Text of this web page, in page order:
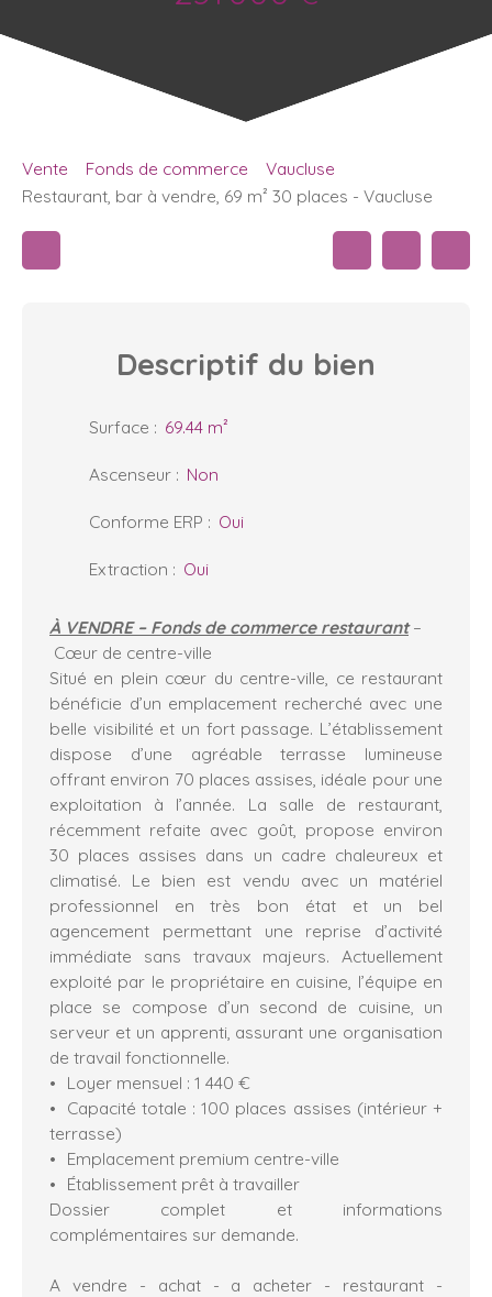
Vente Fonds de commerce
Vaucluse
Restaurant, bar à vendre, 69 m² 30 places - Vaucluse
Descriptif du bien
Surface : 69.44 m²
Ascenseur : Non
Conforme ERP : Oui
Extraction : Oui
À VENDRE – Fonds de commerce restaurant–
Cœur de centre-ville
Situé en plein cœur du centre-ville, ce restaurant
bénéficie d’un emplacement recherché avec une
belle visibilité et un fort passage. L’établissement
dispose d’une agréable terrasse lumineuse
offrant environ 70 places assises, idéale pour une
exploitation à l’année. La salle de restaurant,
récemment refaite avec goût, propose environ
30 places assises dans un cadre chaleureux et
climatisé. Le bien est vendu avec un matériel
professionnel en très bon état et un bel
agencement permettant une reprise d’activité
immédiate sans travaux majeurs. Actuellement
exploité par le propriétaire en cuisine, l’équipe en
place se compose d’un second de cuisine, un
serveur et un apprenti, assurant une organisation
de travail fonctionnelle.
Loyer mensuel : 1 440 €
Capacité totale : 100 places assises (intérieur +
terrasse)
Emplacement premium centre-ville
Établissement prêt à travailler
Dossier complet et informations
complémentaires sur demande.
A vendre - achat - a acheter - restaurant -